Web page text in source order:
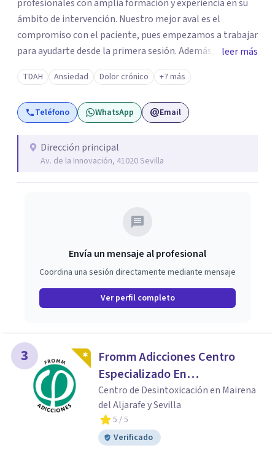
profesionales con amplia formación y experiencia en su
ámbito de intervención. Nuestro mejor aval es el
compromiso con el paciente, pues empezamos a trabajar
para ayudarte desde la primera sesión. Además,
trabajamos de forma coordinada para ofrecerte una
intervención individualizada y multidisciplinar, por este
motivo nuestros tratamientos tienen un alto porcentaje
de éxito. Puedes llamar sin compromiso paran
promociones.
leer más
TDAH Ansiedad Dolor crónico +7 más
Teléfono WhatsApp Email
Dirección principal
Av. de la Innovación, 41020 Sevilla
Envía un mensaje al profesional
Coordina una sesión directamente mediante mensaje
Ver perfil completo
3
Fromm Adicciones Centro
Especializado En
Adolescentes, Familias Y
Adicciones
Centro de Desintoxicación en Mairena
del Aljarafe y Sevilla
5 / 5
Verificado